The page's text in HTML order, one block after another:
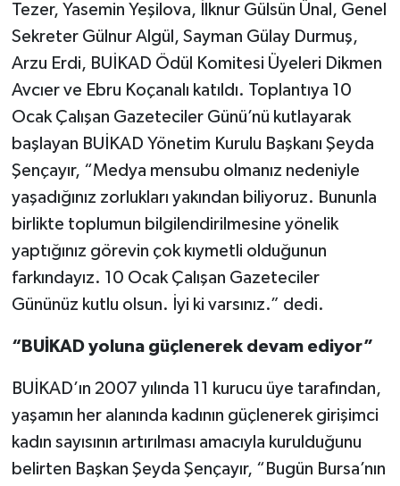
Tezer, Yasemin Yeşilova, İlknur Gülsün Ünal, Genel
Sekreter Gülnur Algül, Sayman Gülay Durmuş,
Arzu Erdi, BUİKAD Ödül Komitesi Üyeleri Dikmen
Avcıer ve Ebru Koçanalı katıldı. Toplantıya 10
Ocak Çalışan Gazeteciler Günü’nü kutlayarak
başlayan BUİKAD Yönetim Kurulu Başkanı Şeyda
Şençayır, “Medya mensubu olmanız nedeniyle
yaşadığınız zorlukları yakından biliyoruz. Bununla
birlikte toplumun bilgilendirilmesine yönelik
yaptığınız görevin çok kıymetli olduğunun
farkındayız. 10 Ocak Çalışan Gazeteciler
Gününüz kutlu olsun. İyi ki varsınız.” dedi.
“BUİKAD yoluna güçlenerek devam ediyor”
BUİKAD’ın 2007 yılında 11 kurucu üye tarafından,
yaşamın her alanında kadının güçlenerek girişimci
kadın sayısının artırılması amacıyla kurulduğunu
belirten Başkan Şeyda Şençayır, “Bugün Bursa’nın